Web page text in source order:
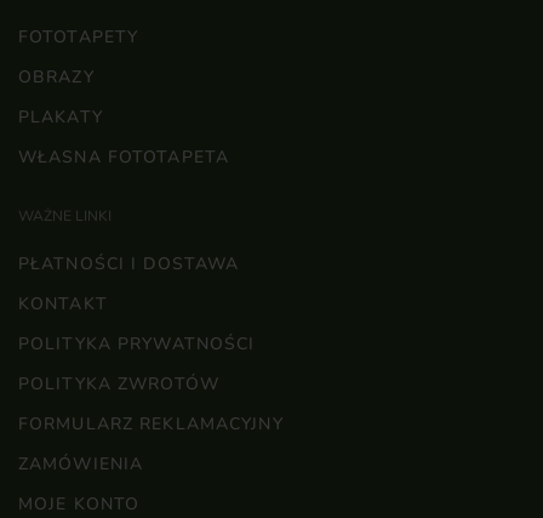
FOTOTAPETY
OBRAZY
PLAKATY
WŁASNA FOTOTAPETA
WAŻNE LINKI
PŁATNOŚCI I DOSTAWA
KONTAKT
POLITYKA PRYWATNOŚCI
POLITYKA ZWROTÓW
FORMULARZ REKLAMACYJNY
ZAMÓWIENIA
MOJE KONTO